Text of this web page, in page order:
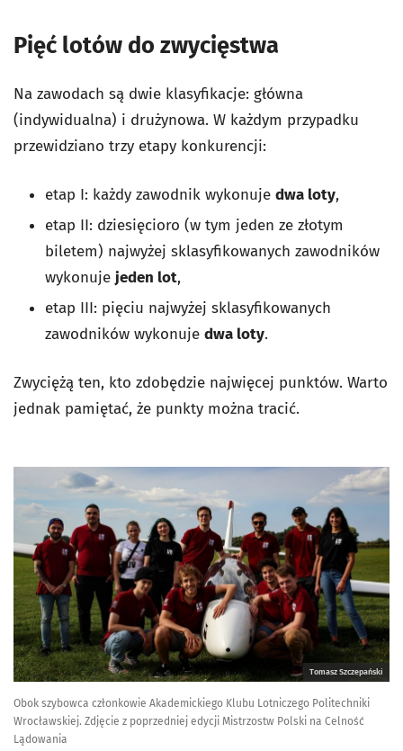
Pięć lotów do zwycięstwa
Na zawodach są dwie klasyfikacje: główna
(indywidualna) i drużynowa. W każdym przypadku
przewidziano trzy etapy konkurencji:
etap I: każdy zawodnik wykonuje dwa loty,
etap II: dziesięcioro (w tym jeden ze złotym
biletem) najwyżej sklasyfikowanych zawodników
wykonuje jeden lot,
etap III: pięciu najwyżej sklasyfikowanych
zawodników wykonuje dwa loty.
Zwyciężą ten, kto zdobędzie najwięcej punktów. Warto
jednak pamiętać, że punkty można tracić.
Tomasz Szczepański
Obok szybowca członkowie Akademickiego Klubu Lotniczego Politechniki
Wrocławskiej. Zdjęcie z poprzedniej edycji Mistrzostw Polski na Celność
Lądowania